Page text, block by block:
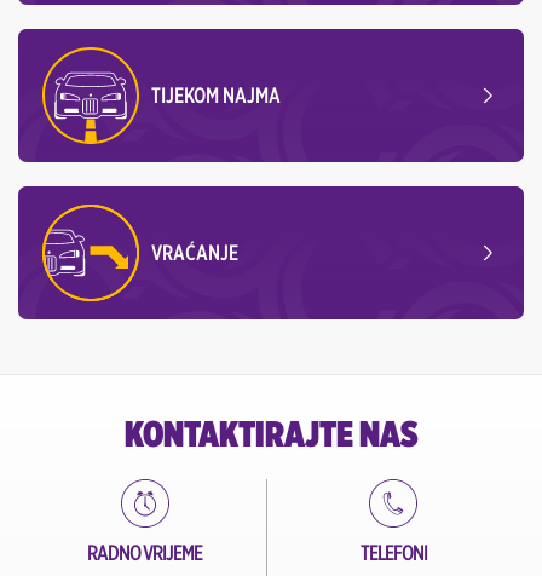
TIJEKOM NAJMA
VRAĆANJE
KONTAKTIRAJTE NAS
RADNO VRIJEME TELEFONI